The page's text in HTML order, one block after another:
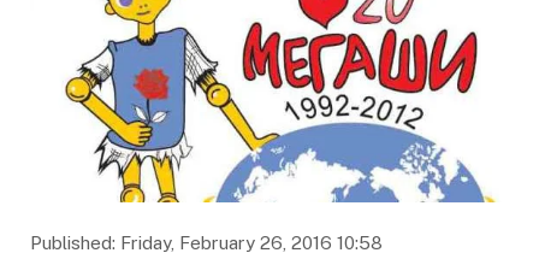
Published: Friday, February 26, 2016 10:58